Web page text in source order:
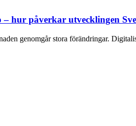
– hur påverkar utvecklingen
genomgår stora förändringar.